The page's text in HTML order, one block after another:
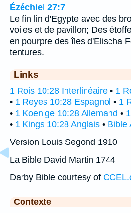
Ézéchiel 27:7
Le fin lin d'Egypte avec des
voiles et de pavillon; Des
en pourpre des îles d'Elischa
tentures.
Links
1 Rois 10:28 Interlinéaire • 1
• 1 Reyes 10:28 Espagnol • 1
• 1 Koenige 10:28 Allemand •
• 1 Kings 10:28 Anglais • Bible
Version Louis Segond 1910
La Bible David Martin 1744
Darby Bible courtesy of
Contexte